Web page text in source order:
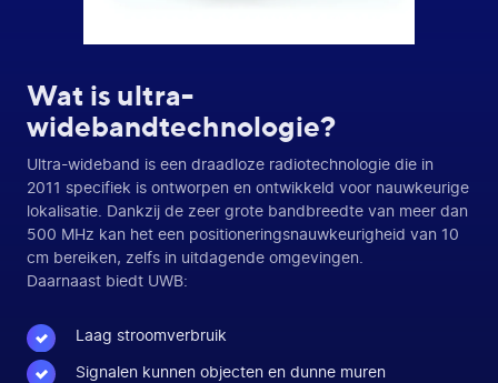
Wat is ultra-
widebandtechnologie?
Ultra-wideband is een draadloze radiotechnologie die in
2011 specifiek is ontworpen en ontwikkeld voor nauwkeurige
lokalisatie. Dankzij de zeer grote bandbreedte van meer dan
500 MHz kan het een positioneringsnauwkeurigheid van 10
cm bereiken, zelfs in uitdagende omgevingen.
Daarnaast biedt UWB:
Laag stroomverbruik
Signalen kunnen objecten en dunne muren